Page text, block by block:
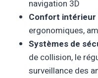
navigation 3D
Confort intérieur
ergonomiques,
Systèmes de
de collision, le
surveillance des